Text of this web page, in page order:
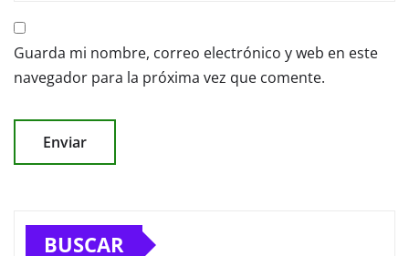
Guarda mi nombre, correo electrónico y web en este
navegador para la próxima vez que comente.
BUSCAR